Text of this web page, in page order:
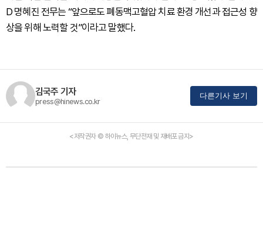
D 명혜진 전무는 “앞으로도 폐동맥고혈압 치료 환경 개선과 접근성 향
상을 위해 노력할 것”이라고 말했다.
김국주 기자
press@hinews.co.kr
다른기사 보기
<저작권자 © 하이뉴스, 무단전재 및 재배포 금지>